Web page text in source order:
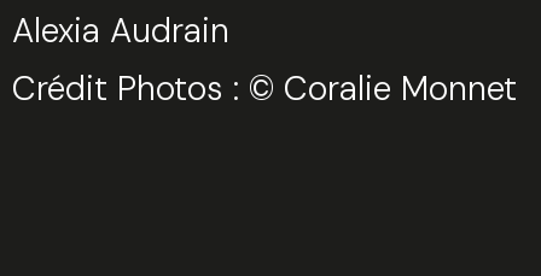
Alexia Audrain
Crédit Photos : © Coralie Monnet
Sélectionnez une durée